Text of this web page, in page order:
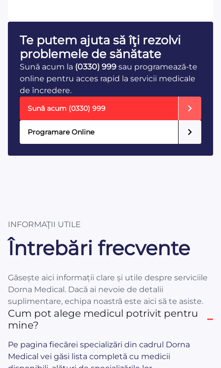
Te putem ajuta să îţi rezolvi
problemele de sănătate
Sună acum la (0330) 999 sau programează-te
online pentru acces rapid la servicii medicale
de încredere.
Sună acum (0330) 999
Programare Online
INFORMAŢII UTILE
Întrebări frecvente
Găsește aici informații clare și utile despre serviciile
Dorna Medical. Dacă ai nevoie de detalii
suplimentare, echipa noastră este aici să te asiste.
Cum pot alege medicul potrivit pentru
mine?
Pe pagina fiecărei specializări din cadrul Dorna
Medical vei găsi lista completă cu medicii